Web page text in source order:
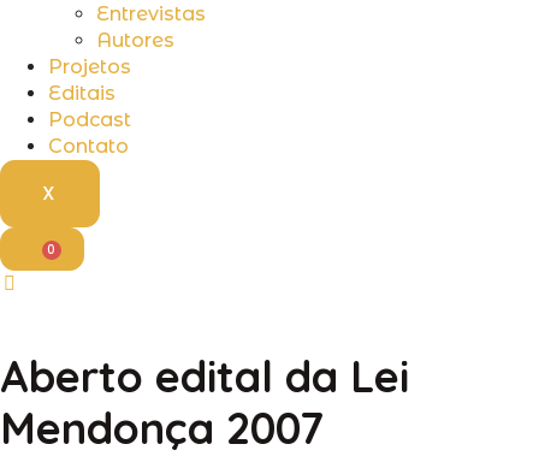
Entrevistas
Autores
Projetos
Editais
Podcast
Contato
X
0
Aberto edital da Lei
Mendonça 2007